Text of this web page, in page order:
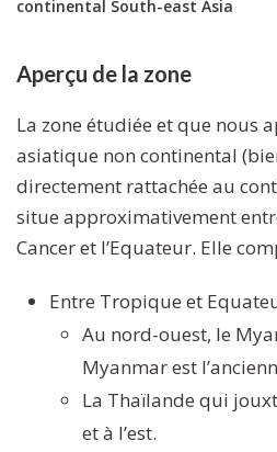
continental South-east Asia
Aperçu de la zone
La zone étudiée et que nous
asiatique non continental
directement rattachée au
situe approximativement
Cancer et l’Equateur. Elle
Entre Tropique et
Au nord-ouest, le
Myanmar est
La Thaïlande qui
et à l’est.